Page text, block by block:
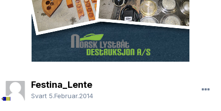
Festina_Lente
Svart 5.Februar.2014